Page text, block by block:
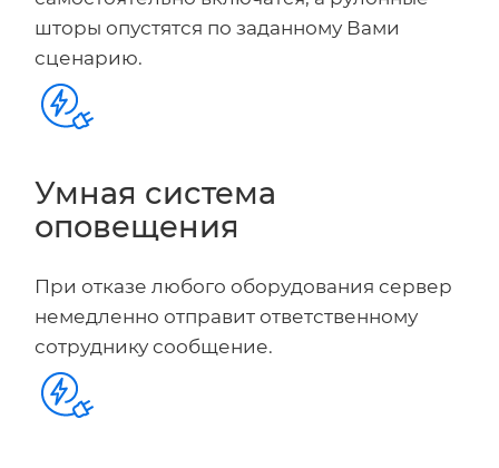
шторы опустятся по заданному Вами
сценарию.
Умная система
оповещения
При отказе любого оборудования сервер
немедленно отправит ответственному
сотруднику сообщение.